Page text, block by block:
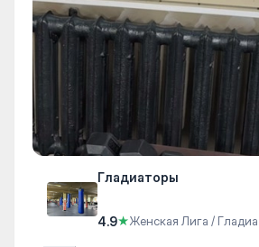
Гладиаторы
4.9★Женская Лига /